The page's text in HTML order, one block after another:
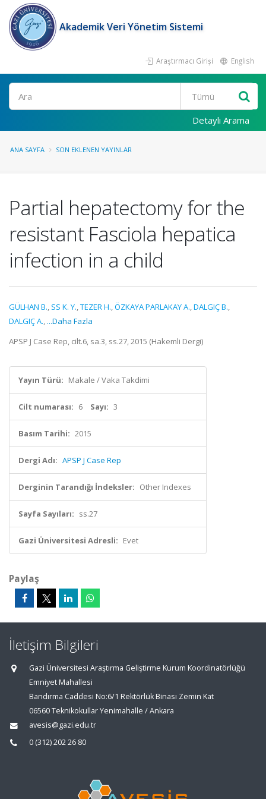
Akademik Veri Yönetim Sistemi
Araştırmacı Girişi English
Ara
Detaylı Arama
ANA SAYFA SON EKLENEN YAYINLAR
Partial hepatectomy for the
resistant Fasciola hepatica
infection in a child
GÜLHAN B., SS K. Y.,TEZER H.,ÖZKAYA PARLAKAY A.,DALGIÇ B.,
DALGIÇ A., ...Daha Fazla
APSP J Case Rep, cilt.6, sa.3, ss.27, 2015 (Hakemli Dergi)
Yayın Türü: Makale / Vaka Takdimi
Cilt numarası: 6 Sayı: 3
Basım Tarihi: 2015
Dergi Adı: APSP J Case Rep
Derginin Tarandığı İndeksler: Other Indexes
Sayfa Sayıları: ss.27
Gazi Üniversitesi Adresli: Evet
Paylaş
İletişim Bilgileri
Gazi Üniversitesi Araştırma Geliştirme Kurum Koordinatörlüğü
Emniyet Mahallesi
Bandırma Caddesi No:6/1 Rektörlük Binası Zemin Kat
06560 Teknikokullar Yenimahalle / Ankara
avesis@gazi.edu.tr
0 (312) 202 26 80